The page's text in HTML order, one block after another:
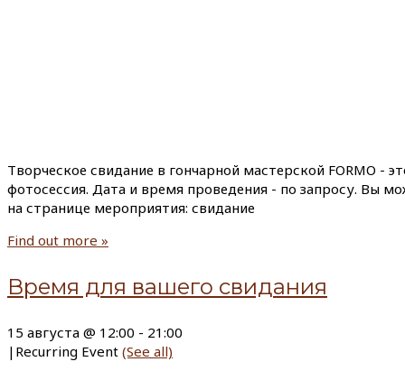
Творческое свидание в гончарной мастерской FORMO -
фотосессия. Дата и время проведения - по запросу. Вы
на странице мероприятия: свидание
Find out more »
Время для вашего свидания
15 августа @ 12:00 - 21:00
| Recurring Event (See all)